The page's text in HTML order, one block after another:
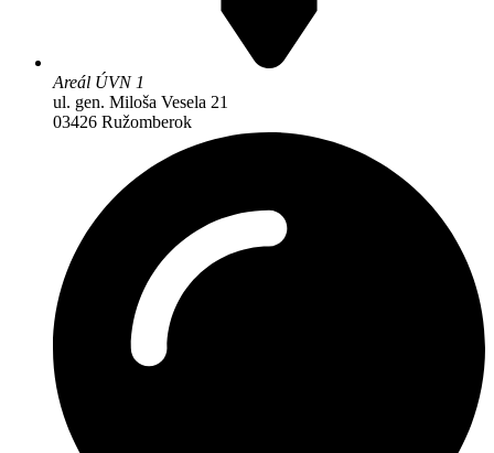
Areál ÚVN 1
ul. gen. Miloša Vesela 21
03426 Ružomberok